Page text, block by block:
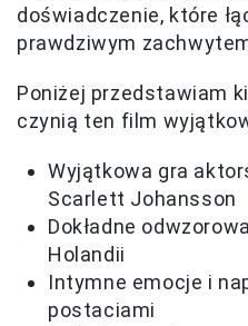
doświadczenie, które
prawdziwym
Poniżej przedstawiam
czynią ten film
Wyjątkowa gra
Scarlett Johansson
Dokładne
Holandii
Intymne emocje i
postaciami